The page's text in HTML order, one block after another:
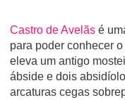
Castro de Avelãs é
para poder conhecer
eleva um antigo
ábside e dois
arcaturas cegas